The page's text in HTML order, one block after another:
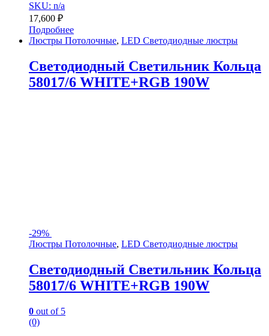
SKU: n/a
17,600 ₽
Подробнее
Люстры Потолочные, LED Светодиодные люстры
Светодиодный Светильник Кольца
58017/6 WHITE+RGB 190W
-29%
Люстры Потолочные, LED Светодиодные люстры
Светодиодный Светильник Кольца
58017/6 WHITE+RGB 190W
0 out of 5
(0)